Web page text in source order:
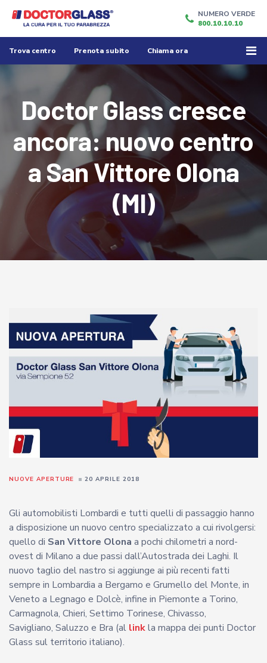
NUMERO VERDE
800.10.10.10
Trova centro Prenota subito Chiama ora
Doctor Glass cresce
ancora: nuovo centro
a San Vittore Olona
(MI)
NUOVE APERTURE 20 APRILE 2018
Gli automobilisti Lombardi e tutti quelli di passaggio hanno
a disposizione un nuovo centro specializzato a cui rivolgersi:
quello di San Vittore Olona a pochi chilometri a nord-
ovest di Milano a due passi dall’Autostrada dei Laghi. Il
nuovo taglio del nastro si aggiunge ai più recenti fatti
sempre in Lombardia a Bergamo e Grumello del Monte, in
Veneto a Legnago e Dolcè, infine in Piemonte a Torino,
Carmagnola, Chieri, Settimo Torinese, Chivasso,
Savigliano, Saluzzo e Bra (al linkla mappa dei punti Doctor
Glass sul territorio italiano).